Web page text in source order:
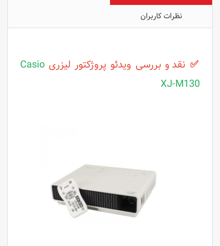
نظرات کاربران
✅نقد و بررسی ویدئو پروژکتور لیزری Casio
XJ-M130